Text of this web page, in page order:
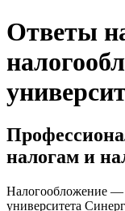
Ответы
налогам и
Налогообложение —
университета